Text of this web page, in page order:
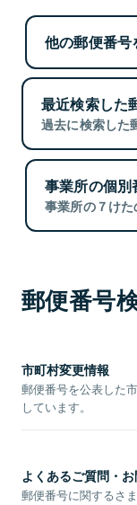
他の郵便番号
最近検索した
過去に検索した
事業所の個別
事業所の７けた
郵便番号
市町村変更情報
郵便番号を公表した
しています。
よくあるご質問・
郵便番号に関するさ